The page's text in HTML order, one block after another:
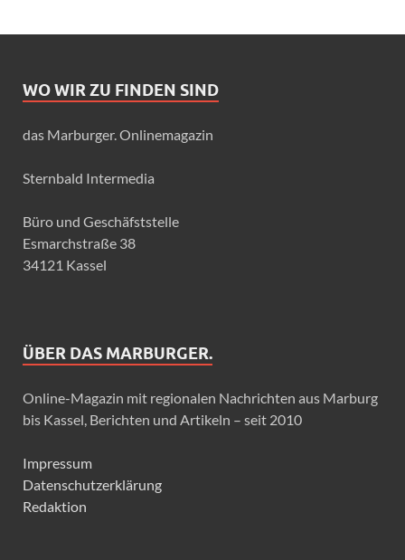
WO WIR ZU FINDEN SIND
das Marburger. Onlinemagazin
Sternbald Intermedia
Büro und Geschäfststelle
Esmarchstraße 38
34121 Kassel
ÜBER DAS MARBURGER.
Online-Magazin mit regionalen Nachrichten aus Marburg
bis Kassel, Berichten und Artikeln – seit 2010
Impressum
Datenschutzerklärung
Redaktion